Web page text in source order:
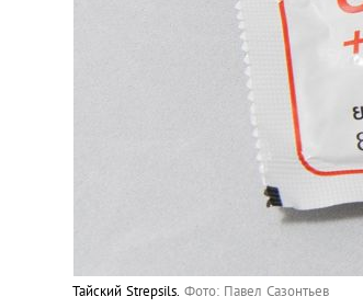
Тайский Strepsils. Фото: Павел Сазонтьев